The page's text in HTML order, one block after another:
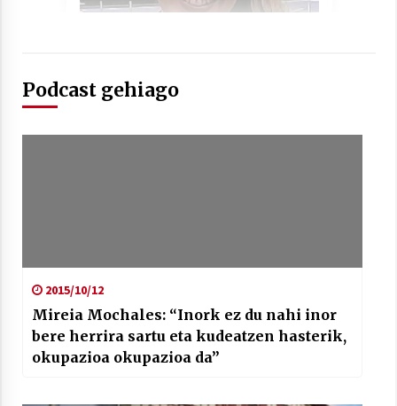
Telebistaren eskutik
Podcast gehiago
2015/10/12
Mireia Mochales: “Inork ez du nahi inor
bere herrira sartu eta kudeatzen hasterik,
okupazioa okupazioa da”